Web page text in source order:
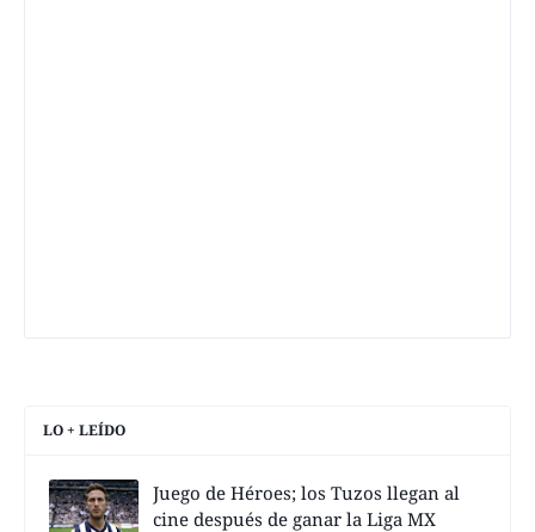
LO + LEÍDO
Juego de Héroes; los Tuzos llegan al
cine después de ganar la Liga MX